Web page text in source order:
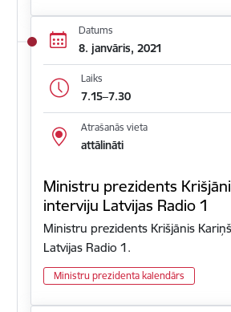
Datums
8. janvāris, 2021
Laiks
7.15–7.30
Atrašanās vieta
attālināti
Ministru prezidents
interviju Latvijas Radio 1
Ministru prezidents Krišjānis
Latvijas Radio 1.
Ministru prezidenta kalendārs